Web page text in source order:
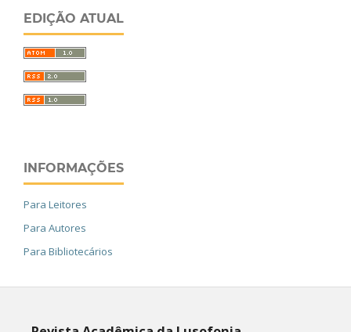
EDIÇÃO ATUAL
INFORMAÇÕES
Para Leitores
Para Autores
Para Bibliotecários